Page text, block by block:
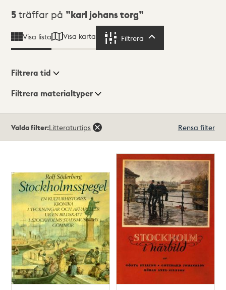
Sökresultat
5 träffar på karl johans torg
Visa lista Visa karta Filtrera
Visningsläge
Filtrera tid
Filtrera materialtyper
träffar
Valda filter:Litteraturtips Rensa filter